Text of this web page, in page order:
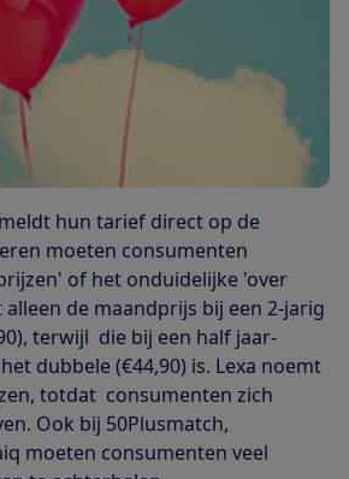
hun tarief direct op de
moeten consumenten
of het onduidelijke 'over
de maandprijs bij een 2-jarig
terwijl die bij een half jaar-
dubbele (€44,90) is. Lexa noemt
totdat consumenten zich
Ook bij 50Plusmatch,
moeten consumenten veel